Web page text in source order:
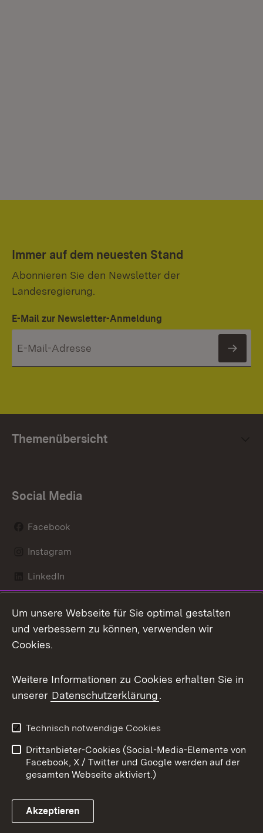
Immer auf dem neuesten Stand
Abonnieren Sie den Newsletter der
Landesregierung.
E-Mail zur Newsletter-Anmeldung
Themenübersicht
Social Media
Facebook
Instagram
LinkedIn
X / Twitter
Youtube
Link zum Landesportal
Kontakt
Datenschutz
Barrierefreiheit
Impressum
Cookies
Um unsere Webseite für Sie optimal gestalten
und verbessern zu können, verwenden wir
Cookies.
Weitere Informationen zu Cookies erhalten Sie in
unserer Datenschutzerklärung.
Technisch notwendige Cookies
Drittanbieter-Cookies (Social-Media-Elemente von
Facebook, X / Twitter und Google werden auf der
gesamten Webseite aktiviert.)
Akzeptieren